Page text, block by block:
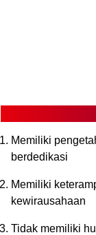
Memiliki
berdedikasi
Memiliki
kewirausahaan
Tidak memiliki